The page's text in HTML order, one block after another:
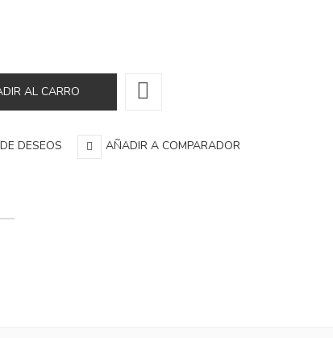
DESEOS AÑADIR A COMPARADOR